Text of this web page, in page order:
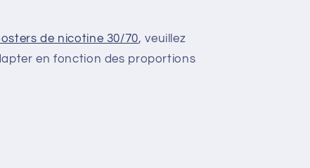
de nicotine 30/70, veuillez
en fonction des proportions